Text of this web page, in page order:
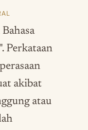
Perkataan
akibat
atau